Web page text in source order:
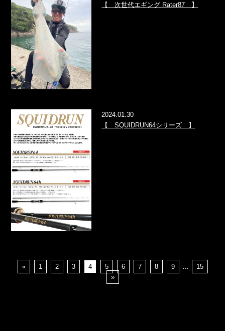
【 次世代エギング Rater87 】
2024.01.30
【 SQUIDRUN64シリーズ 】
« 1 2 3 4 5 6 7 8 9 …
15
»